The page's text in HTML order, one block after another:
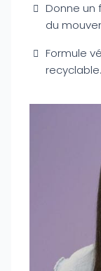
Donne un
du
Formule
recyclable.